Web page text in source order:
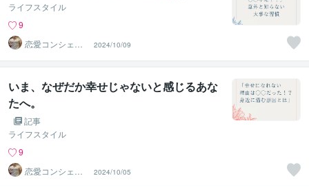
ライフスタイル
9
恋愛コンシェル
ジュ ｜ ソウメイ
2024/10/09
いま、なぜだか幸せじゃないと感じるあな
たへ。
記事
ライフスタイル
9
恋愛コンシェル
ジュ ｜ ソウメイ
2024/10/05